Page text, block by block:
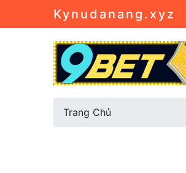
Kynudanang.xyz
Trang Chủ